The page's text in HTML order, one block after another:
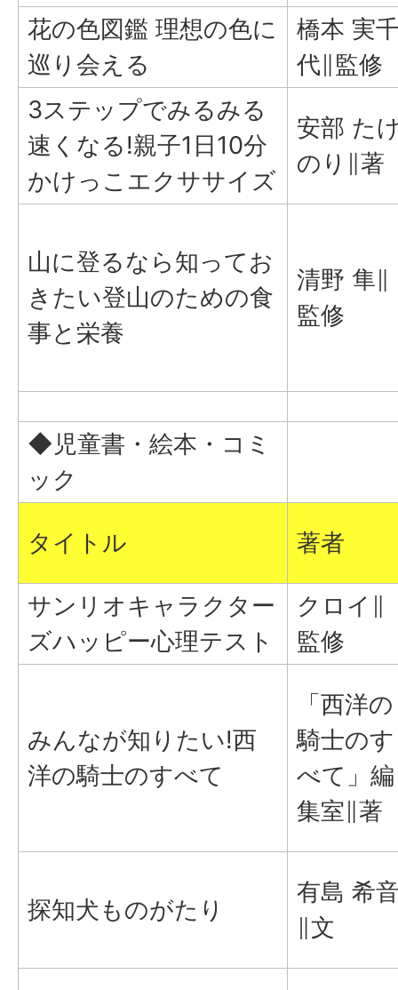
花の色図鑑 理想の色に
巡り会える
橋本 実
代∥監修
3ステップでみるみる
速くなる!親子1日10分
かけっこエクササイズ
安部 た
のり∥著
山に登るなら知ってお
きたい登山のための食
事と栄養
清野 隼∥
監修
◆児童書・絵本・コミ
ック
タイトル 著者
サンリオキャラクター
ズハッピー心理テスト
クロイ∥
監修
みんなが知りたい!西
洋の騎士のすべて
「西洋の
騎士のす
べて」編
集室∥著
探知犬ものがたり
有島 希
∥文